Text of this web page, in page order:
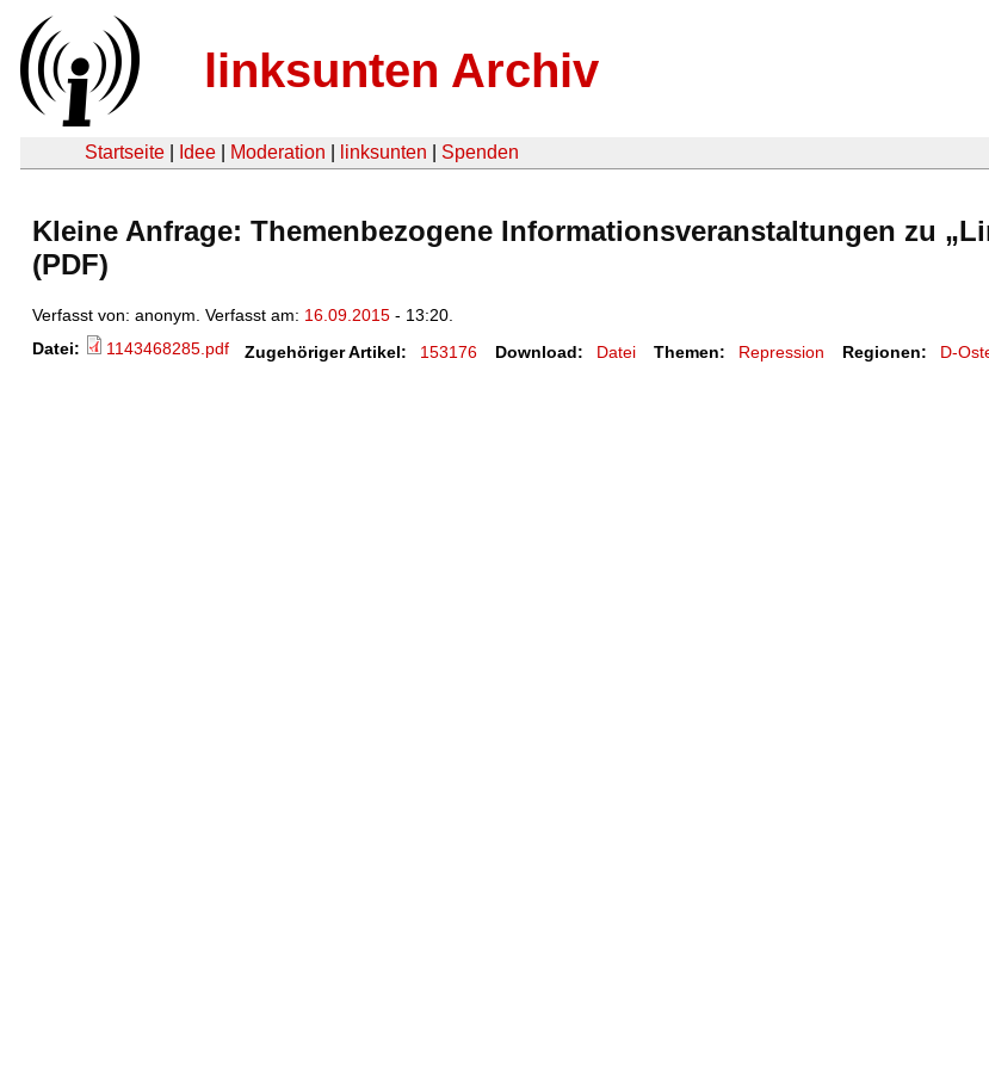
linksunten Archiv
Startseite Idee Moderation linksunten Spenden
Kleine Anfrage: Themenbezogene Informationsveranstaltungen zu
(PDF)
Verfasst von: anonym. Verfasst am: 16.09.2015 - 13:20.
Datei:
1143468285.pdf Zugehöriger Artikel: 153176 Download: Datei Themen: Repression Regionen: D-